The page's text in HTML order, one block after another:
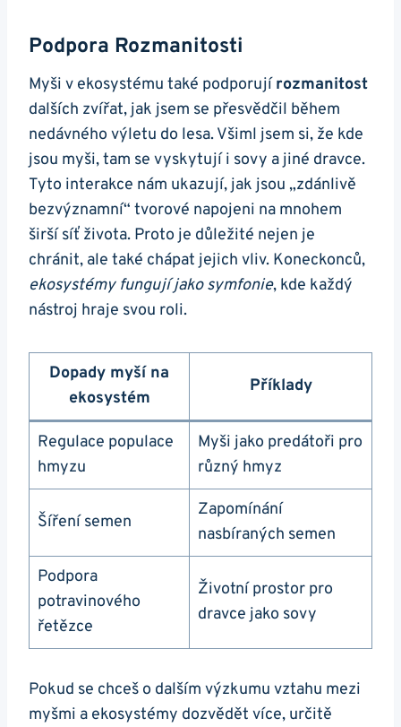
Podpora Rozmanitosti
Myši v ekosystému také podporujírozmanitost
dalších zvířat, jak jsem se přesvědčil během
nedávného výletu do lesa. Všiml jsem si, že kde
jsou myši, tam se vyskytují i sovy a jiné dravce.
Tyto interakce nám ukazují, jak jsou „zdánlivě
bezvýznamní“ tvorové napojeni na mnohem
širší síť života. Proto je důležité nejen je
chránit, ale také chápat jejich vliv. Koneckonců,
ekosystémy fungují jako symfonie, kde každý
nástroj hraje svou roli.
Dopady myší na
ekosystém
Příklady
Regulace populace
hmyzu
Myši jako predátoři pro
různý hmyz
Šíření semen
Zapomínání
nasbíraných semen
Podpora
potravinového
řetězce
Životní prostor pro
dravce jako sovy
Pokud se chceš o dalším výzkumu vztahu mezi
myšmi a ekosystémy dozvědět více, určitě